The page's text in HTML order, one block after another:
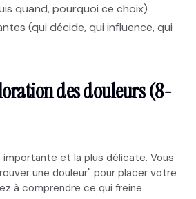
quand, pourquoi ce choix)
(qui décide, qui influence, qui
des douleurs (8-
importante et la plus délicate. Vous
une douleur" pour placer votre
à comprendre ce qui freine